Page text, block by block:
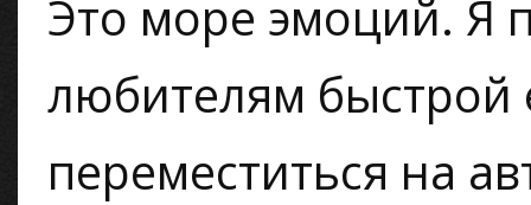
Это море эмоций. Я
любителям быстрой
переместиться на